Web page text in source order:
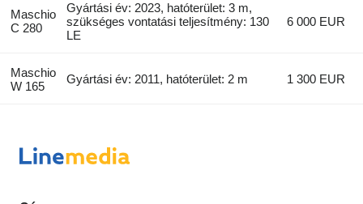
Maschio
C 280
Gyártási év: 2023, hatóterület: 3 m,
szükséges vontatási teljesítmény: 130
LE
6 000 EUR
Maschio
W 165
Gyártási év: 2011, hatóterület: 2 m 1 300 EUR